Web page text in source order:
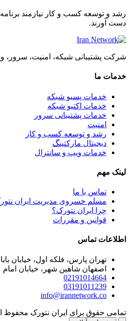
رشد و توسعه کسب و کار نیازمند
دست آورند.
شرکت پشتیبانی شبکه، امنیت، سرور،
خدمات ما
خدمات پسیو شبکه
خدمات اکتیو شبکه
خدمات پشتیبانی سرور
امنیت
رشد و توسعه کسب و کار
دیجیتال مارکتینگ
خدمات ویپ و سانترال
لینک مهم
تماس با ما
مسلم خسروی مدیریت ایران
چرا ایران نتورک؟
قوانین و مقررات
اطلاعات تماس
تهران پارس، فلکه اول، خیابان
اصفهان شاهین شهر، خیابان امام علی، فرعی
02191014664
03191011239
info@irannetwork.co
تمامی حقوق برای ایران نتورک